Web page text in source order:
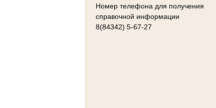
Номер телефона для получения
справочной информации
8(84342) 5-67-27